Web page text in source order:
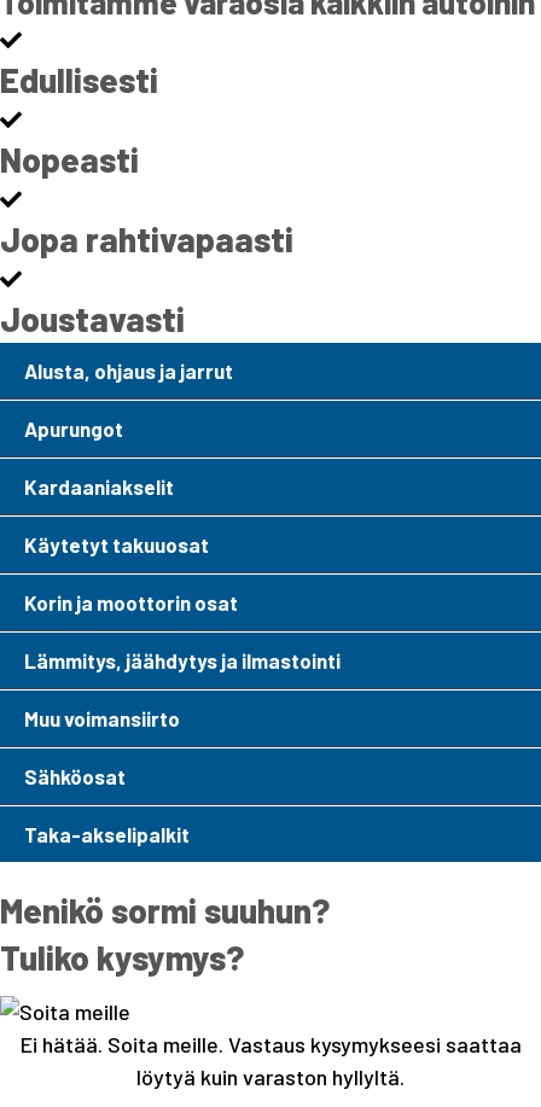
Edullisesti
Nopeasti
Jopa rahtivapaasti
Joustavasti
Alusta, ohjaus ja jarrut
Apurungot
Kardaaniakselit
Käytetyt takuuosat
Korin ja moottorin osat
Lämmitys, jäähdytys ja ilmastointi
Muu voimansiirto
Sähköosat
Taka-akselipalkit
Menikö sormi suuhun?
Tuliko kysymys?
Ei hätää. Soita meille. Vastaus kysymykseesi saattaa
löytyä kuin varaston hyllyltä.